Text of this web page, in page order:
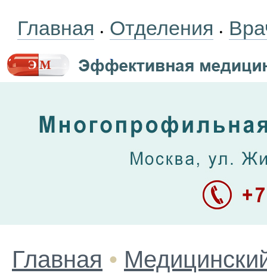
Главная • Отделения •
Главная •